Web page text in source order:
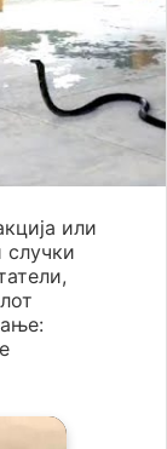
или
случки